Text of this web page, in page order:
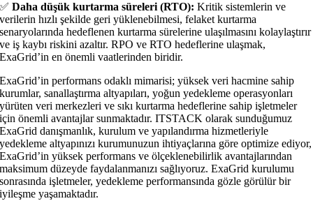
✅Daha düşük kurtarma süreleri (RTO): Kritik sistemlerin ve
verilerin hızlı şekilde geri yüklenebilmesi, felaket kurtarma
senaryolarında hedeflenen kurtarma sürelerine ulaşılmasını kolaylaştırır
ve iş kaybı riskini azaltır. RPO ve RTO hedeflerine ulaşmak,
ExaGrid’in en önemli vaatlerinden biridir.
ExaGrid’in performans odaklı mimarisi; yüksek veri hacmine sahip
kurumlar, sanallaştırma altyapıları, yoğun yedekleme operasyonları
yürüten veri merkezleri ve sıkı kurtarma hedeflerine sahip işletmeler
için önemli avantajlar sunmaktadır. ITSTACK olarak sunduğumuz
ExaGrid danışmanlık, kurulum ve yapılandırma hizmetleriyle
yedekleme altyapınızı kurumunuzun ihtiyaçlarına göre optimize ediyor,
ExaGrid’in yüksek performans ve ölçeklenebilirlik avantajlarından
maksimum düzeyde faydalanmanızı sağlıyoruz. ExaGrid kurulumu
sonrasında işletmeler, yedekleme performansında gözle görülür bir
iyileşme yaşamaktadır.